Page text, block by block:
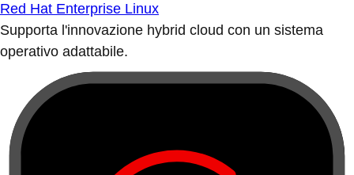
Red Hat Enterprise Linux
Supporta l'innovazione hybrid cloud con un sistema
operativo adattabile.